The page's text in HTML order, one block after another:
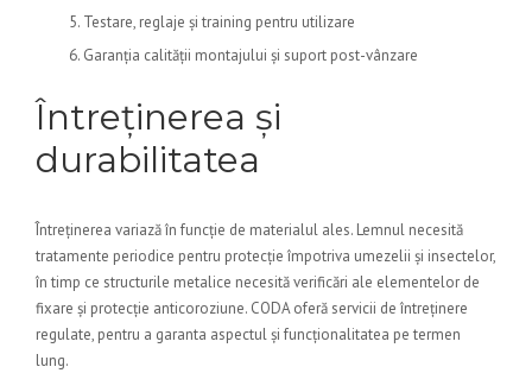
Testare, reglaje și training pentru utilizare
Garanția calității montajului și suport post-vânzare
Întreținerea și
durabilitatea
Întreținerea variază în funcție de materialul ales. Lemnul necesită
tratamente periodice pentru protecție împotriva umezelii și insectelor,
în timp ce structurile metalice necesită verificări ale elementelor de
fixare și protecție anticoroziune. CODA oferă servicii de întreținere
regulate, pentru a garanta aspectul și funcționalitatea pe termen
lung.